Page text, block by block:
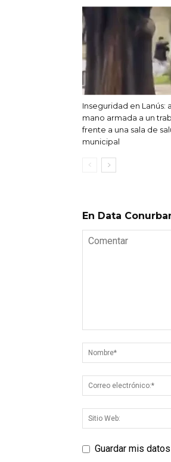
Inseguridad en Lanús:
mano armada a un
frente a una sala de
municipal
En Data
Guardar mis